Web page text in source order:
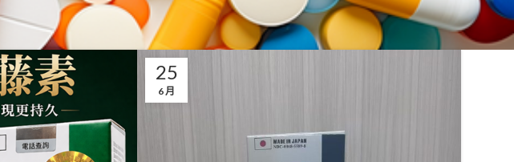
25
6 月